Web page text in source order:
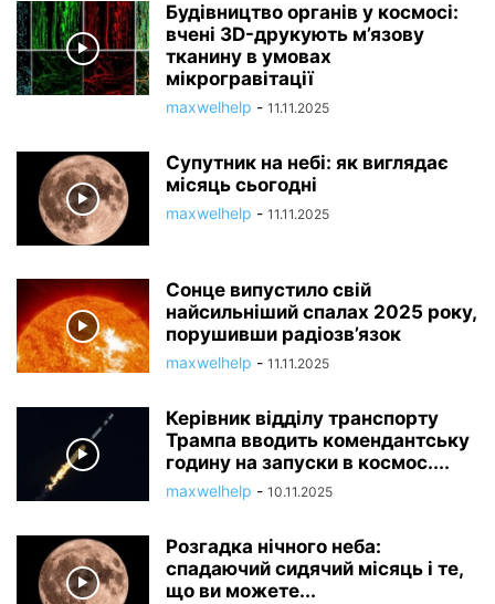
Будівництво органів у космосі:
вчені 3D-друкують м’язову
тканину в умовах
мікрогравітації
maxwelhelp - 11.11.2025
Супутник на небі: як виглядає
місяць сьогодні
maxwelhelp - 11.11.2025
Сонце випустило свій
найсильніший спалах 2025 року,
порушивши радіозв’язок
maxwelhelp - 11.11.2025
Керівник відділу транспорту
Трампа вводить комендантську
годину на запуски в космос....
maxwelhelp - 10.11.2025
Розгадка нічного неба:
спадаючий сидячий місяць і те,
що ви можете...